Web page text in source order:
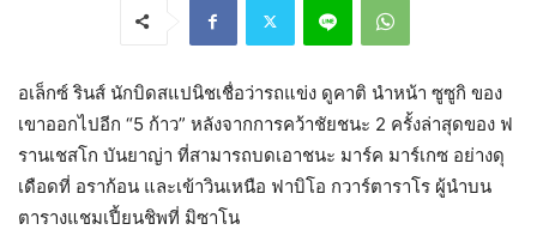
อเล็กซ์ รินส์ นักบิดสแปนิชเชื่อว่ารถแข่ง ดูคาติ นำหน้า ซูซูกิ ของ
เขาออกไปอีก “5 ก้าว” หลังจากการคว้าชัยชนะ 2 ครั้งล่าสุดของ ฟ
รานเชสโก บันยาญ่า ที่สามารถบดเอาชนะ มาร์ค มาร์เกซ อย่างดุ
เดือดที่ อราก้อน และเข้าวินเหนือ ฟาบิโอ กวาร์ตาราโร ผู้นำบน
ตารางแชมเปี้ยนชิพที่ มิซาโน